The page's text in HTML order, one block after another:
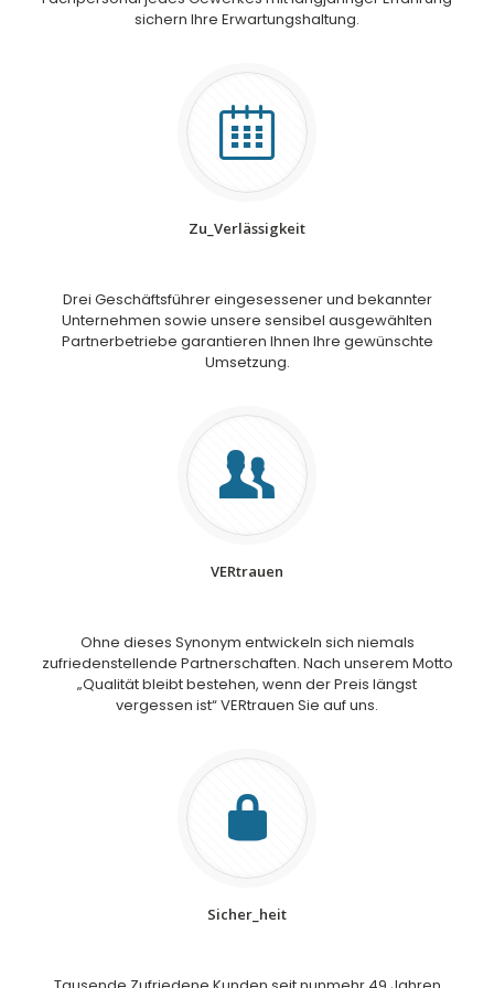
sichern Ihre Erwartungshaltung.
Zu_Verlässigkeit
Drei Geschäftsführer eingesessener und bekannter
Unternehmen sowie unsere sensibel ausgewählten
Partnerbetriebe garantieren Ihnen Ihre gewünschte
Umsetzung.
VERtrauen
Ohne dieses Synonym entwickeln sich niemals
zufriedenstellende Partnerschaften. Nach unserem Motto
„Qualität bleibt bestehen, wenn der Preis längst
vergessen ist“ VERtrauen Sie auf uns.
Sicher_heit